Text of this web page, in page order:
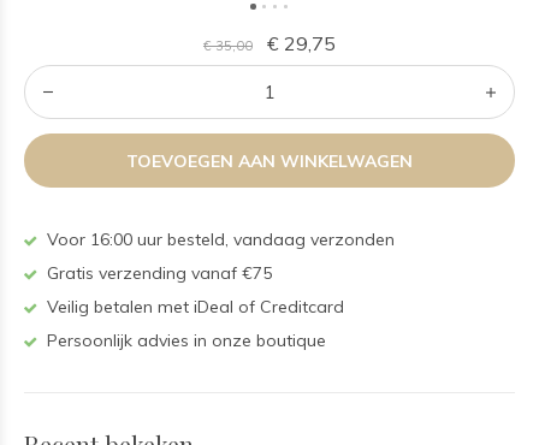
€ 35,00 € 29,75
TOEVOEGEN AAN WINKELWAGEN
Voor 16:00 uur besteld, vandaag verzonden
Gratis verzending vanaf €75
Veilig betalen met iDeal of Creditcard
Persoonlijk advies in onze boutique